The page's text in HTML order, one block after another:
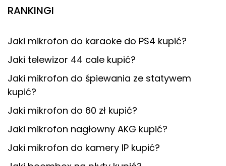
RANKINGI
Jaki mikrofon do karaoke do PS4 kupić?
Jaki telewizor 44 cale kupić?
Jaki mikrofon do śpiewania ze statywem
kupić?
Jaki mikrofon do 60 zł kupić?
Jaki mikrofon nagłowny AKG kupić?
Jaki mikrofon do kamery IP kupić?